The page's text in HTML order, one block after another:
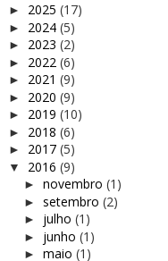
► 2025 (17)
► 2024 (5)
► 2023 (2)
► 2022 (6)
► 2021 (9)
► 2020 (9)
► 2019 (10)
► 2018 (6)
► 2017 (5)
▼ 2016 (9)
► novembro (1)
► setembro (2)
► julho (1)
► junho (1)
► maio (1)